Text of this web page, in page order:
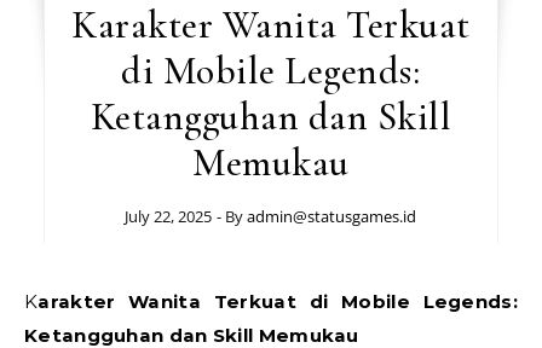
Karakter Wanita Terkuat
di Mobile Legends:
Ketangguhan dan Skill
Memukau
July 22, 2025 - Byadmin@statusgames.id
Karakter Wanita Terkuat di Mobile Legends:
Ketangguhan dan Skill Memukau